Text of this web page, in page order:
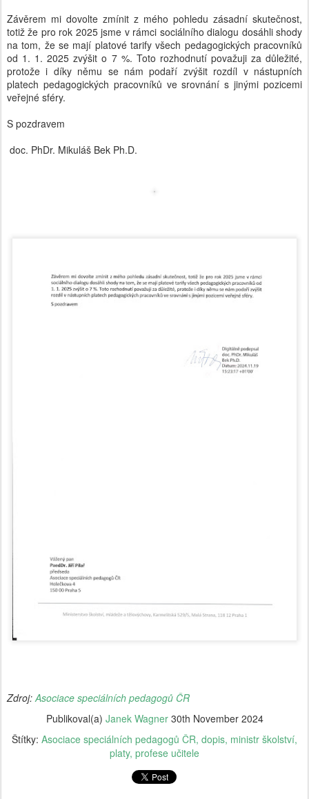
Závěrem mi dovolte zmínit z mého pohledu zásadní skutečnost,
totiž že pro rok 2025 jsme v rámci sociálního dialogu dosáhli shody
na tom, že se mají platové tarify všech pedagogických pracovníků
od 1. 1. 2025 zvýšit o 7 %. Toto rozhodnutí považuji za důležité,
protože i díky němu se nám podaří zvýšit rozdíl v nástupních
platech pedagogických pracovníků ve srovnání s jinými pozicemi
veřejné sféry.
S pozdravem
doc. PhDr. Mikuláš Bek Ph.D.
Zdroj:Asociace speciálních pedagogů ČR
Publikoval(a) Janek Wagner 30th November 2024
Štítky: Asociace speciálních pedagogů ČR dopis ministr školství
platy profese učitele